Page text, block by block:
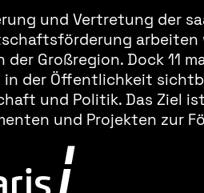
und Vertretung der
arbeiten
Großregion. Dock 11
der Öffentlichkeit
und Politik. Das Ziel
und Projekten zur